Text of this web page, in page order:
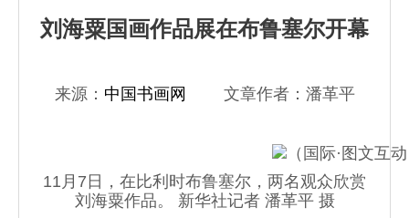
刘海粟国画作品展在布鲁塞尔开幕
来源： 中国书画网 文章作者：潘革平
11月7日，在比利时布鲁塞尔，两名观众欣赏
刘海粟作品。 新华社记者 潘革平 摄